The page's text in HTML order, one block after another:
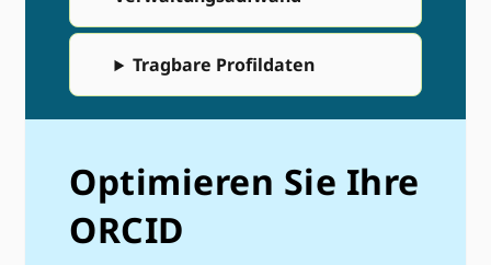
Tragbare Profildaten
Optimieren Sie Ihre
ORCID